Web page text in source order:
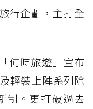
行企劃，主打全
何時旅遊」宣布
輕裝上陣系列除
制。更打破過去